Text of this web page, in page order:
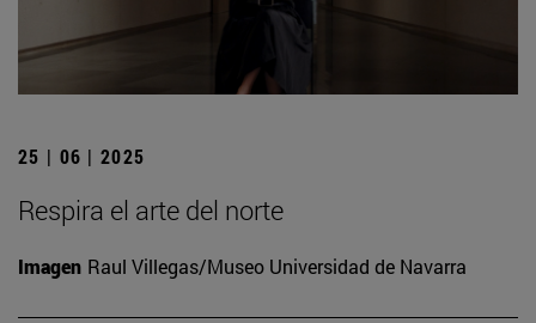
25 | 06 | 2025
Respira el arte del norte
Imagen Raul Villegas/Museo Universidad de Navarra